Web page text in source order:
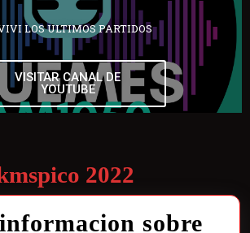
LOS ULTIMOS PARTIDOS
VISITAR CANAL DE
YOUTUBE
2022
sobre